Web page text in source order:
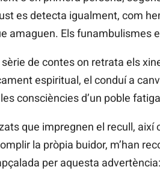
es detecta igualment, com
amaguen. Els funambulismes
de contes on retrata els
espiritual, el conduí a
consciències d’un poble
que impregnen el recull, així
la pròpia buidor, m’han
per aquesta